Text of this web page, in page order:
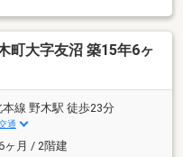
町大字友沼 築15年6ヶ
線 野木駅 徒歩23分
通
ヶ月 / 2階建